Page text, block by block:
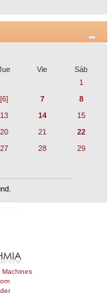
Vie
Sáb
1
[6] 7
8
13 14
15
20 21
22
27 28
29
Machines